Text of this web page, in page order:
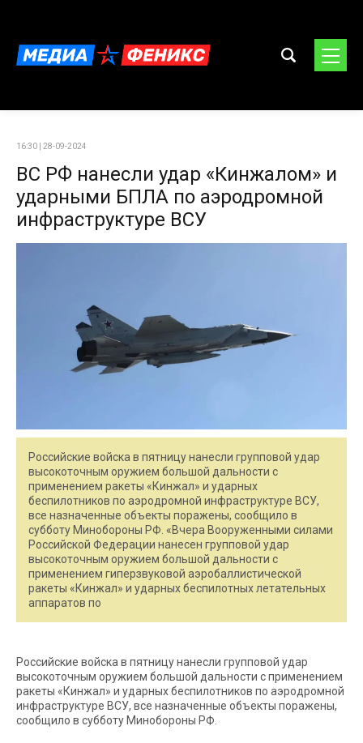
16:30 | 28-09-2024
ВС РФ нанесли удар «Кинжалом» и
ударными БПЛА по аэродромной
инфраструктуре ВСУ
Российские войска в пятницу нанесли групповой удар
высокоточным оружием большой дальности с
применением ракеты «Кинжал» и ударных
беспилотников по аэродромной инфраструктуре ВСУ,
все назначенные объекты поражены, сообщило в
субботу Минобороны РФ. «Вчера Вооруженными силами
Российской Федерации нанесен групповой удар
высокоточным оружием большой дальности с
применением гиперзвуковой аэробаллистической
ракеты «Кинжал» и ударных беспилотных летательных
аппаратов по
Российские войска в пятницу нанесли групповой удар
высокоточным оружием большой дальности с применением
ракеты «Кинжал» и ударных беспилотников по аэродромной
инфраструктуре ВСУ, все назначенные объекты поражены,
сообщило в субботу Минобороны РФ.